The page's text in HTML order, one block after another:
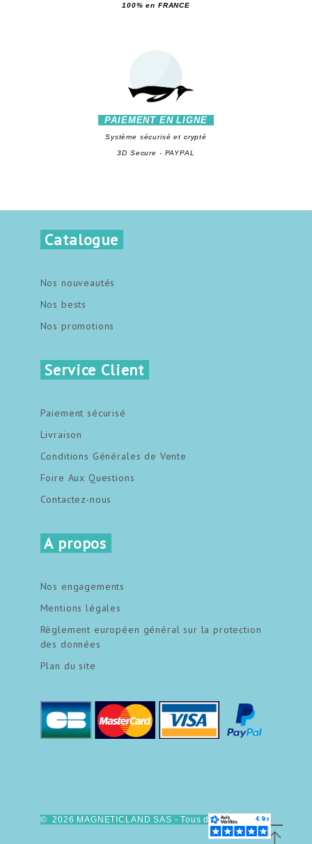
100% en FRANCE
PAIEMENT EN LIGNE
Système sécurisé et crypté
3D Secure - PAYPAL
Catalogue
Nos nouveautés
Nos bests
Nos promotions
Service Client
Paiement sécurisé
Livraison
Conditions Générales de Vente
Foire Aux Questions
Contactez-nous
A propos
Nos engagements
Mentions légales
Règlement européen général sur la protection
des données
Plan du site
© 2026 MAGNETICLAND SAS - Tous droits réservés